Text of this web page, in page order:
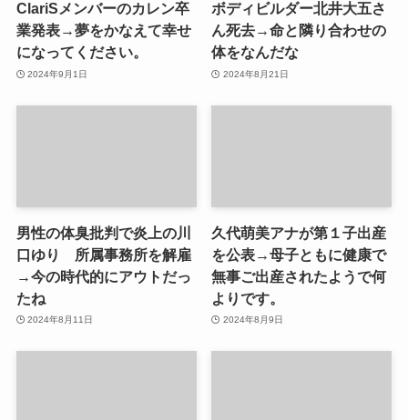
ClariSメンバーのカレン卒
業発表→夢をかなえて幸せ
になってください。
2024年9月1日
ボディビルダー北井大五さ
ん死去→命と隣り合わせの
体をなんだな
2024年8月21日
男性の体臭批判で炎上の川
口ゆり 所属事務所を解雇
→今の時代的にアウトだっ
たね
2024年8月11日
久代萌美アナが第１子出産
を公表→母子ともに健康で
無事ご出産されたようで何
よりです。
2024年8月9日